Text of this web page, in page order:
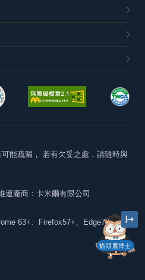
貓頭鷹博士
能疏漏， 若有欠妥之處，請隨時與
運廠商：卡米爾有限公司
63+、Firefox57+、Edge79+及